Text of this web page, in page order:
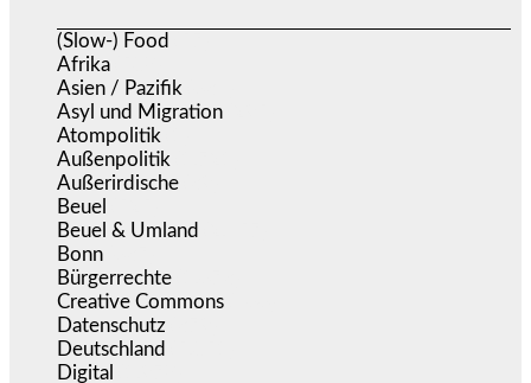
(Slow-) Food
Afrika
Asien / Pazifik
Asyl und Migration
Atompolitik
Außenpolitik
Außerirdische
Beuel
Beuel & Umland
Bonn
Bürgerrechte
Creative Commons
Datenschutz
Deutschland
Digital